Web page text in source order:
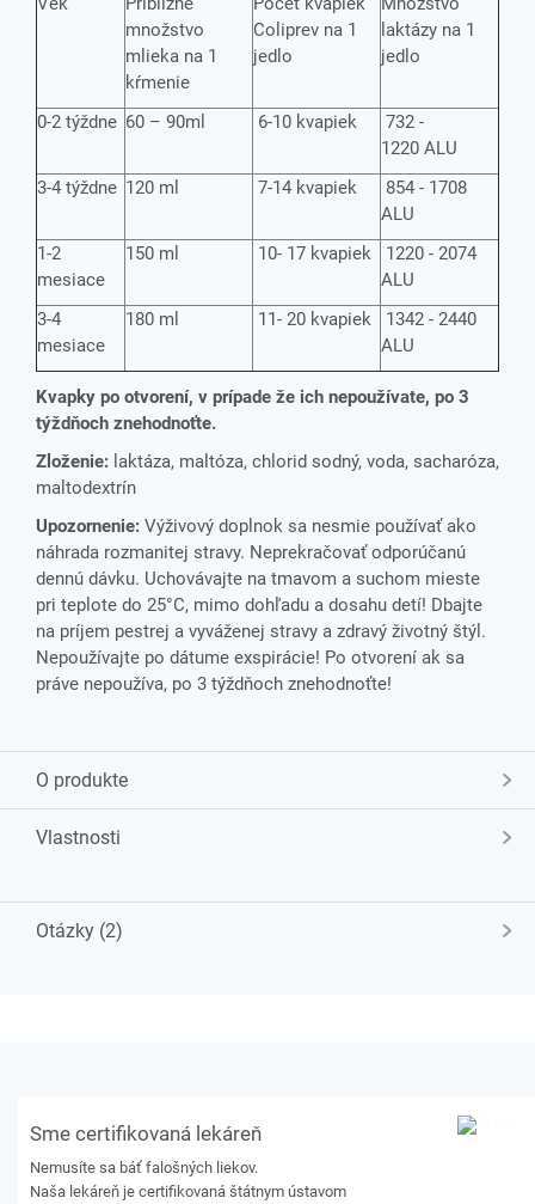
množstvo
mlieka na 1
kŕmenie
Coliprev na 1
jedlo
laktázy na 1
jedlo
0-2 týždne 60 – 90ml 6-10 kvapiek
732 -
1220 ALU
3-4 týždne 120 ml 7-14 kvapiek
854 - 1708
ALU
1-2
mesiace
150 ml 10- 17 kvapiek
1220 - 2074
ALU
3-4
mesiace
180 ml 11- 20 kvapiek
1342 - 2440
ALU
Kvapky po otvorení, v prípade že ich nepoužívate, po 3
týždňoch znehodnoťte.
Zloženie: laktáza, maltóza, chlorid sodný, voda, sacharóza,
maltodextrín
Upozornenie: Výživový doplnok sa nesmie používať ako
náhrada rozmanitej stravy. Neprekračovať odporúčanú
dennú dávku. Uchovávajte na tmavom a suchom mieste
pri teplote do 25°C, mimo dohľadu a dosahu detí! Dbajte
na príjem pestrej a vyváženej stravy a zdravý životný štýl.
Nepoužívajte po dátume exspirácie! Po otvorení ak sa
práve nepoužíva, po 3 týždňoch znehodnoťte!
O produkte
Vlastnosti
Otázky (2)
Sme certifikovaná lekáreň
Nemusíte sa báť falošných liekov.
Naša lekáreň je certifikovaná štátnym ústavom